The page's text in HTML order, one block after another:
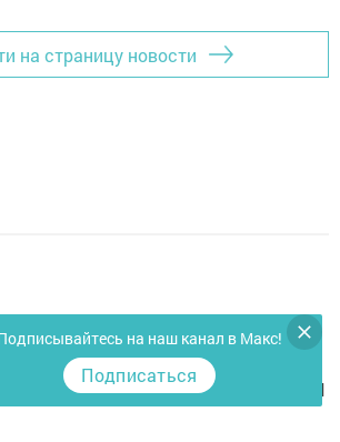
на страницу новости
Новелла расширяет
материнского
оплаты родителями учебы
на наш канал в Макс!
Подписаться